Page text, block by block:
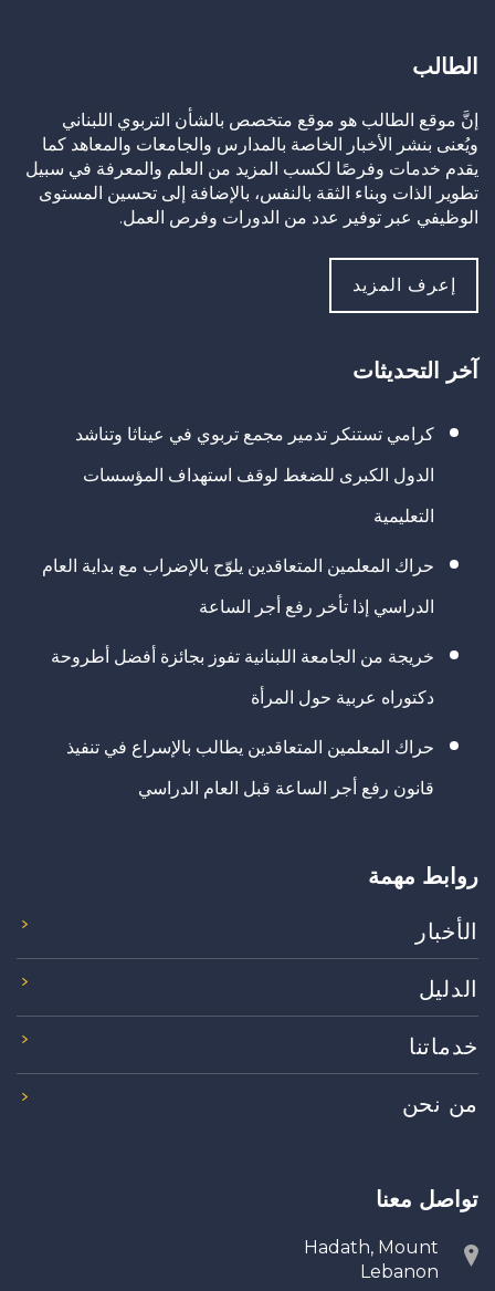
الطالب
إنَّ موقع الطالب هو موقع متخصص بالشأن التربوي اللبناني
ويُعنى بنشر الأخبار الخاصة بالمدارس والجامعات والمعاهد كما
يقدم خدمات وفرصًا لكسب المزيد من العلم والمعرفة في سبيل
تطوير الذات وبناء الثقة بالنفس، بالإضافة إلى تحسين المستوى
الوظيفي عبر توفير عدد من الدورات وفرص العمل.
إعرف المزيد
آخر التحديثات
كرامي تستنكر تدمير مجمع تربوي في عيناثا وتناشد
الدول الكبرى للضغط لوقف استهداف المؤسسات
التعليمية
حراك المعلمين المتعاقدين يلوّح بالإضراب مع بداية العام
الدراسي إذا تأخر رفع أجر الساعة
خريجة من الجامعة اللبنانية تفوز بجائزة أفضل أطروحة
دكتوراه عربية حول المرأة
حراك المعلمين المتعاقدين يطالب بالإسراع في تنفيذ
قانون رفع أجر الساعة قبل العام الدراسي
روابط مهمة
الأخبار
الدليل
خدماتنا
من نحن
تواصل معنا
Hadath, Mount
Lebanon